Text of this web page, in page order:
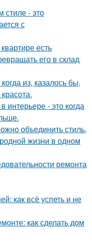
стиле - это
с
есть
его в склад
из, казалось бы,
интерьере - это когда
объединить стиль,
жизни в одном
ремонта
как всё успеть и не
как сделать дом